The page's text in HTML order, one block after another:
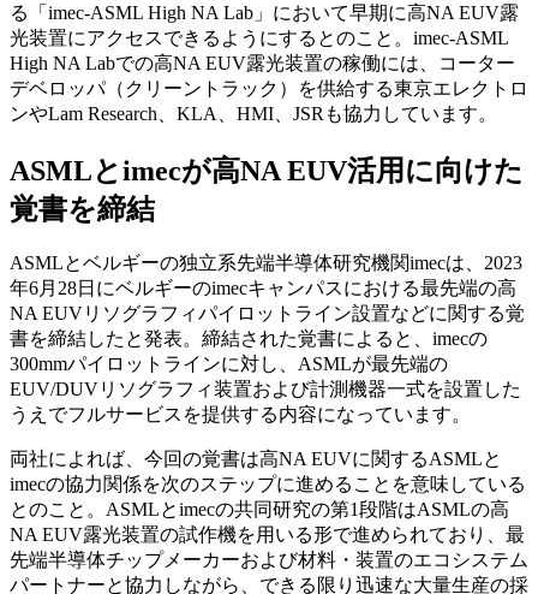
る「imec-ASML High NA Lab」において早期に高NA EUV露
光装置にアクセスできるようにするとのこと。imec-ASML
High NA Labでの高NA EUV露光装置の稼働には、コーター
デベロッパ（クリーントラック）を供給する東京エレクトロ
ンやLam Research、KLA、HMI、JSRも協力しています。
ASMLとimecが高NA EUV活用に向けた
覚書を締結
ASMLとベルギーの独立系先端半導体研究機関imecは、2023
年6月28日にベルギーのimecキャンパスにおける最先端の高
NA EUVリソグラフィパイロットライン設置などに関する覚
書を締結したと発表。締結された覚書によると、imecの
300mmパイロットラインに対し、ASMLが最先端の
EUV/DUVリソグラフィ装置および計測機器一式を設置した
うえでフルサービスを提供する内容になっています。
両社によれば、今回の覚書は高NA EUVに関するASMLと
imecの協力関係を次のステップに進めることを意味している
とのこと。ASMLとimecの共同研究の第1段階はASMLの高
NA EUV露光装置の試作機を用いる形で進められており、最
先端半導体チップメーカーおよび材料・装置のエコシステム
パートナーと協力しながら、できる限り迅速な大量生産の採